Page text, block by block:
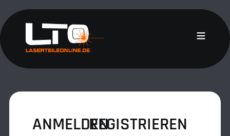
ANMELDENREGISTRIEREN